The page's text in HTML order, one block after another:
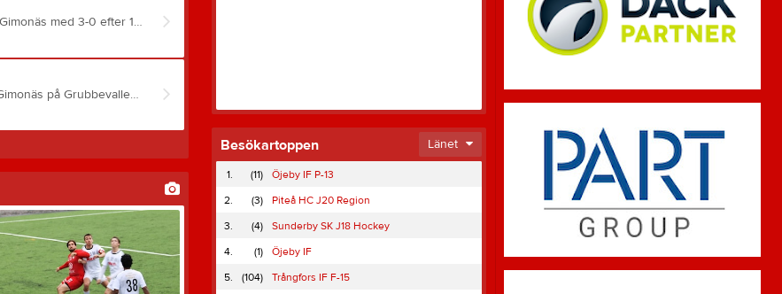
Kalix förlorar höstens första match när man förlorar mot Gimonäs med 3-0 efter 1-0 i halvtid på Grubbvallen i Umeå. Första halvlek var det en del chanser åt båda håll. Gimonäs tog ledningen i minut 44 vilket också blev resultatet i paus. Andra halvlek var 6 minuter gammal när Gimonäs gör 2-0. Efter målet skapade Kalix tre bra chanser innan Gimonäs punkterar matchen i minut 79 när man gör 3-0. Tränaren Robin Kattilavaara hade följande synpunkter efter matchen, ”Dålig match från vår sida där vi bjuder Gimonäs på både chanser och mål. På en annan dag hade vi kanske satt någon av våra chanser och kunnat ta poäng trots insatsen. Men den dagen var inte idag. Vi sätter oss på bussen hemåt, lägger den här insatsen bakom oss och så upp på hästen igen till veckan”. Startelvan: Jeremi Kivilahti Johan Savinc Sebastian Forsberg Robin Kattilavaara Jesper Bjerner Malte Bjerner Edwin Arnhof Hugo Olsson Rasmus Bergdahl Oskari Haanpää Axel Söderlund Ersättare: Robin Gälman Aftab Andersson Frans Johansson Alexander Hedman Max Öjercratz Jonathan Liikamaa Byten: Minut 46 Robin Gälman in Johan Savinc ut Minut 63 Frans Johansson in Rasmus Bergdahl ut Minut 73 Max Öjercrantz in Jesper Bjerner ut Minut 81 Alexander Hedman in Oskari Haanpää ut Minut 81 Aftab Andersson in Hugo Olsson ut
I morgon lördag 25 juli åker IFK till Umeå för möte med Gimonäs på Grubbevallen 15.00. Senaste match i juni möttes lagen på Furuvallen då IFK vann med 1-0 men Gimonäs visade då att man är ett lag som är jobbiga att möta så matchen på lördag blir säkert en tuff uppgift. Gimonäs ligger 5:a på 13 poäng och Kalix 2:a på 22 poäng.Tränaren Robin Kattilavaaras tankar inför matchen. ”Äntligen är det dags för serien att rulla igång igen och vi inleder hösten med en bussresa söderut för möte med Gimonäs. När vi mötte GUIF innan uppehållet visade de med tydlighet att det inte väntar någon enkel uppgift. Skador, sjukdomar och avstängningar gör att vi är några färre i truppen, men vi har en bred trupp och mönstrar likväl ett slagkraftigt lag. Vi siktar så klart på att ta vid där vi avslutade våren. Truppen: Jonathan Liikamaa Jeremi Kivilahti Jahan Savinc Sebastian Forsberg Robin Kattilavaara Robin Gälman Jesper Bjerner Frans Johanssom Malte Bjerner Edwin Arnhof Hugo Olsson Rasmus Bergdahl Oskari Haanpää Alexander Hedman Max Öjercratz Axel Söderlund
Besökartoppen Länet
1. (11)
Öjeby IF P-13
2.
(3)
Piteå HC J20 Region
3.
(4)
Sunderby SK J18 Hockey
4.
(1)
Öjeby IF
5.
(104)
Trångfors IF F-15